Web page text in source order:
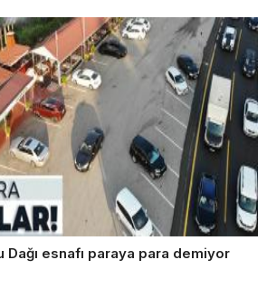
Dağı esnafı paraya para demiyor